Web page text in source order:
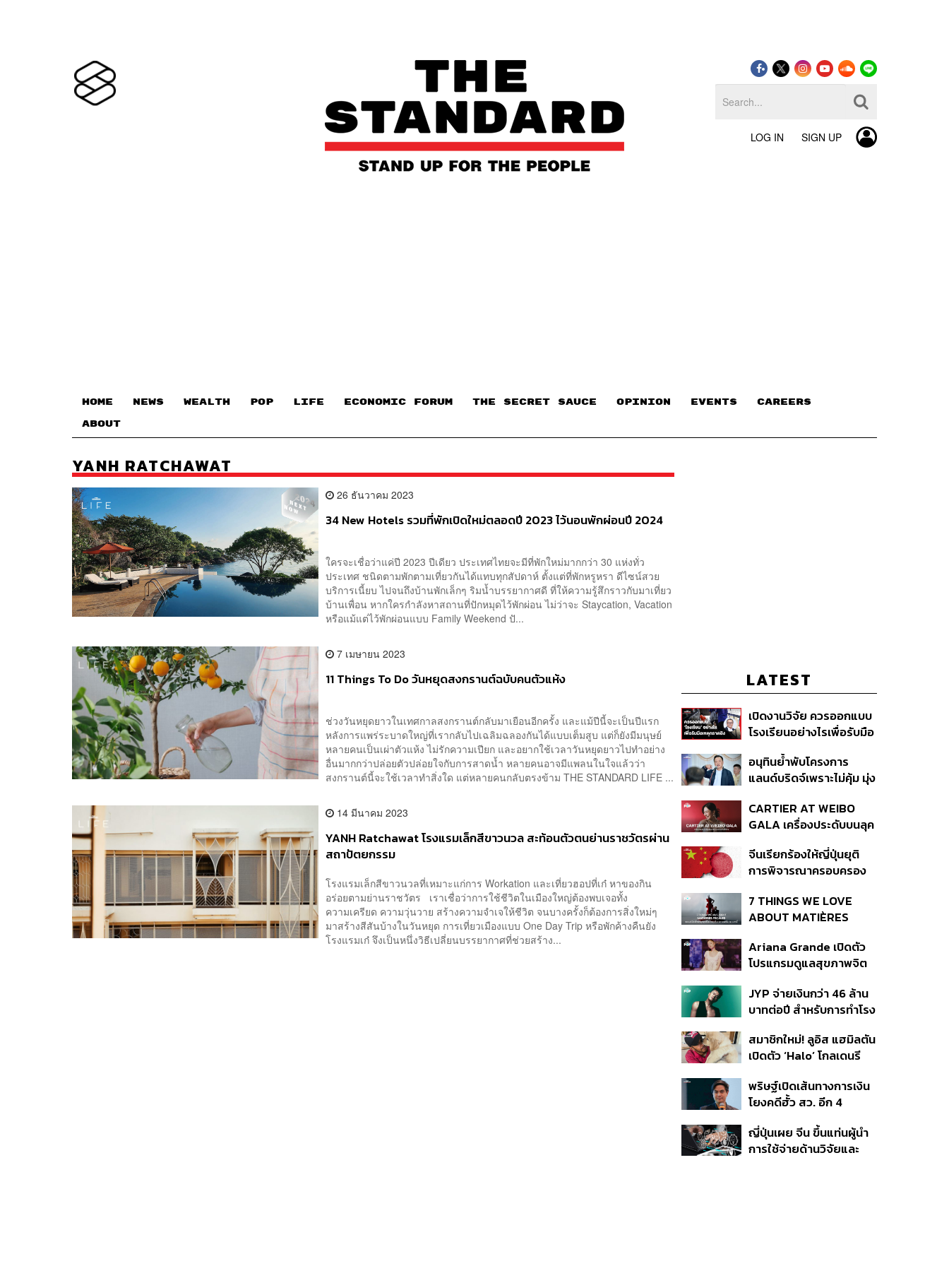
LOG IN SIGN UP
HOME NEWS WEALTH POP LIFE ECONOMIC FORUM THE SECRET SAUCE​ OPINION EVENTS CAREERS
ABOUT
YANH RATCHAWAT
26 ธันวาคม 2023
34 New Hotels รวมที่พักเปิดใหม่ตลอดปี 2023 ไว้นอนพักผ่อนปี 2024
ใครจะเชื่อว่าแค่ปี 2023 ปีเดียว ประเทศไทยจะมีที่พักใหม่มากกว่า 30 แห่งทั่ว
ประเทศ ชนิดตามพักตามเที่ยวกันได้แทบทุกสัปดาห์ ตั้งแต่ที่พักหรูหรา ดีไซน์สวย
บริการเนี้ยบ ไปจนถึงบ้านพักเล็กๆ ริมน้ำบรรยากาศดี ที่ให้ความรู้สึกราวกับมาเที่ยว
บ้านเพื่อน หากใครกำลังหาสถานที่ปักหมุดไว้พักผ่อน ไม่ว่าจะ Staycation, Vacation
หรือแม้แต่ไว้พักผ่อนแบบ Family Weekend ปั...
7 เมษายน 2023
11 Things To Do วันหยุดสงกรานต์ฉบับคนตัวแห้ง
ช่วงวันหยุดยาวในเทศกาลสงกรานต์กลับมาเยือนอีกครั้ง และแม้ปีนี้จะเป็นปีแรก
หลังการแพร่ระบาดใหญ่ที่เรากลับไปเฉลิมฉลองกันได้แบบเต็มสูบ แต่ก็ยังมีมนุษย์
หลายคนเป็นเผ่าตัวแห้ง ไม่รักความเปียก และอยากใช้เวลาวันหยุดยาวไปทำอย่าง
อื่นมากกว่าปล่อยตัวปล่อยใจกับการสาดน้ำ หลายคนอาจมีแพลนในใจแล้วว่า
สงกรานต์นี้จะใช้เวลาทำสิ่งใด แต่หลายคนกลับตรงข้าม THE STANDARD LIFE ...
14 มีนาคม 2023
YANH Ratchawat โรงแรมเล็กสีขาวนวล สะท้อนตัวตนย่านราชวัตรผ่าน
สถาปัตยกรรม
โรงแรมเล็กสีขาวนวลที่เหมาะแก่การ Workation และเที่ยวฮอปที่เก๋ หาของกิน
อร่อยตามย่านราชวัตร เราเชื่อว่าการใช้ชีวิตในเมืองใหญ่ต้องพบเจอทั้ง
ความเครียด ความวุ่นวาย สร้างความจำเจให้ชีวิต จนบางครั้งก็ต้องการสิ่งใหม่ๆ
มาสร้างสีสันบ้างในวันหยุด การเที่ยวเมืองแบบ One Day Trip หรือพักค้างคืนยัง
โรงแรมเก๋ จึงเป็นหนึ่งวิธีเปลี่ยนบรรยากาศที่ช่วยสร้าง...
LATEST
เปิดงานวิจัย ควรออกแบบ
โรงเรียนอย่างไรเพื่อรับมือ
อนุทินย้ำพับโครงการ
แลนด์บริดจ์เพราะไม่คุ้ม มุ่ง
รองรับอ่าวไทย-อันดามัน
CARTIER AT WEIBO
GALA เครื่องประดับบนลุค
สำคัญ
จีนเรียกร้องให้ญี่ปุ่นยุติ
การพิจารณาครอบครอง
7 THINGS WE LOVE
ABOUT MATIÈRES
Ariana Grande เปิดตัว
โปรแกรมดูแลสุขภาพจิต
ดนตรี
JYP จ่ายเงินกว่า 46 ล้าน
บาทต่อปี สำหรับการทำโรง
สมาชิกใหม่! ลูอิส แฮมิลตัน
เปิดตัว ‘Halo’ โกลเดนรี
พริษฐ์เปิดเส้นทางการเงิน
โยงคดีฮั้ว สว. อีก 4
อำนาจเจริญโอนเงินให้เจ้า
หน้าที่ กกต. ฝ่ายสืบสวน
ญี่ปุ่นเผย จีน ขึ้นแท่นผู้นำ
การใช้จ่ายด้านวิจัยและ